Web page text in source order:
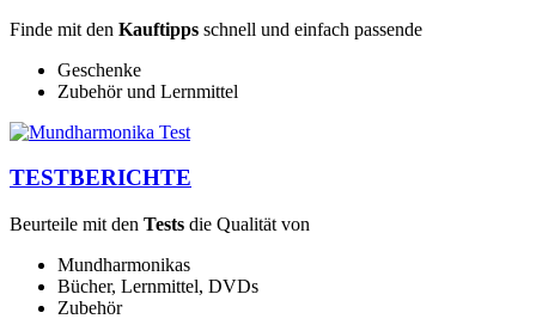
Finde mit den Kauftipps schnell und einfach passende
Geschenke
Zubehör und Lernmittel
TESTBERICHTE
Beurteile mit den Tests die Qualität von
Mundharmonikas
Bücher, Lernmittel, DVDs
Zubehör